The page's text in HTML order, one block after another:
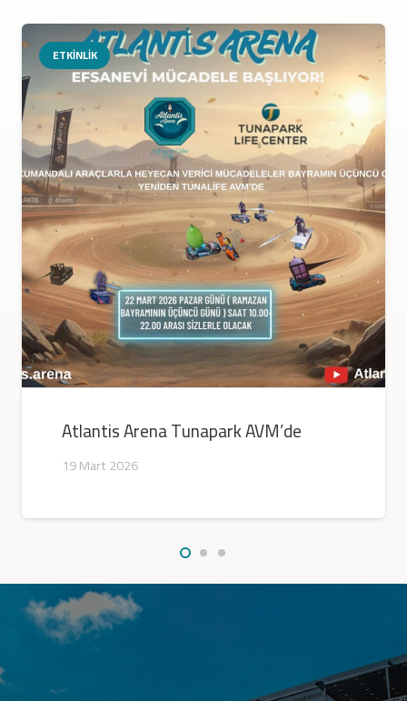
ETKINLIK
Ateş Gösterisi Tunapark AVM’de
11 Mart 2026